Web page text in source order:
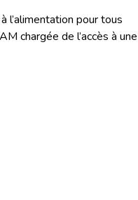
l’alimentation pour tous
chargée de l’accès à une